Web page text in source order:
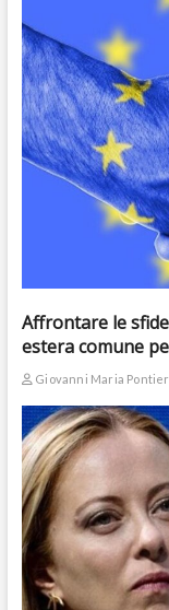
Affrontare le
estera comune
Giovanni Maria